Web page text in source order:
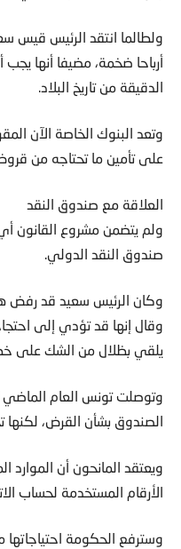
ولطالما انتقد الرئيس قيس
أرباحا ضخمة، مضيفا أنها
الدقيقة من تاريخ البلاد.
وتعد البنوك الخاصة الآن
على تأمين ما تحتاجه من
العلاقة مع صندوق النقد
ولم يتضمن مشروع القانون
صندوق النقد الدولي.
وكان الرئيس سعيد قد رفض
وقال إنها قد تؤدي إلى
يلقي بظلال من الشك على خطة إنقاذ
وتوصلت تونس العام
الصندوق بشأن القرض، لكنها
ويعتقد المانحون أن الموارد
الأرقام المستخدمة لحساب